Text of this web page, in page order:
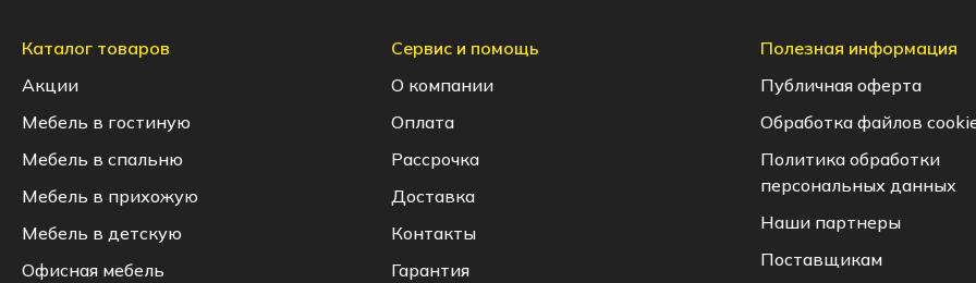
Каталог товаров
Акции
Мебель в гостиную
Мебель в спальню
Мебель в прихожую
Мебель в детскую
Офисная мебель
Сервис и помощь
О компании
Оплата
Рассрочка
Доставка
Контакты
Гарантия
Полезная информация
Публичная оферта
Обработка файлов
Политика обработки
персональных данных
Наши партнеры
Поставщикам